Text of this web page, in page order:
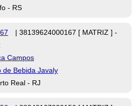
- RS
| 38139624000167 [ MATRIZ ] -
Campos
de Bebida Javaly
Real - RJ